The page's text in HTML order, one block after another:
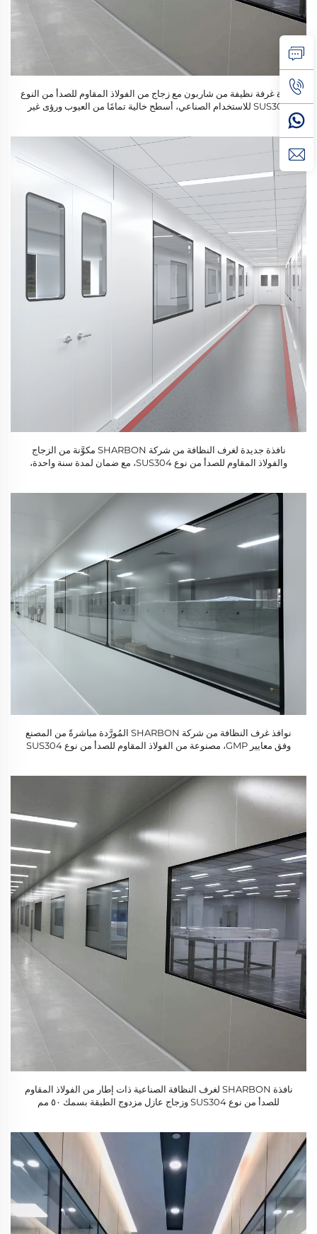
نافذة غرفة نظيفة من شاربون مع زجاج من الفولاذ المقاوم للصدأ من النوع
SUS304 للاستخدام الصناعي، أسطح خالية تمامًا من العيوب ورؤى غير
نافذة جديدة لغرف النظافة من شركة SHARBON مكوَّنة من الزجاج
والفولاذ المقاوم للصدأ من نوع SUS304، مع ضمان لمدة سنة واحدة،
نوافذ غرف النظافة من شركة SHARBON المُورَّدة مباشرةً من المصنع
وفق معايير GMP، مصنوعة من الفولاذ المقاوم للصدأ من نوع SUS304
نافذة SHARBON لغرف النظافة الصناعية ذات إطار من الفولاذ المقاوم
للصدأ من نوع SUS304 وزجاج عازل مزدوج الطبقة بسمك ٥٠ مم